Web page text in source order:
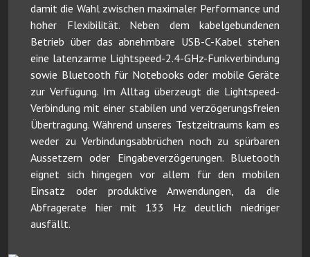
damit die Wahl zwischen maximaler Performance und
hoher Flexibilität. Neben dem kabelgebundenen
Betrieb über das abnehmbare USB-C-Kabel stehen
eine latenzarme Lightspeed-2.4-GHz-Funkverbindung
sowie Bluetooth für Notebooks oder mobile Geräte
zur Verfügung. Im Alltag überzeugt die Lightspeed-
Verbindung mit einer stabilen und verzögerungsfreien
Übertragung. Während unseres Testzeitraums kam es
weder zu Verbindungsabbrüchen noch zu spürbaren
Aussetzern oder Eingabeverzögerungen. Bluetooth
eignet sich hingegen vor allem für den mobilen
Einsatz oder produktive Anwendungen, da die
Abfragerate hier mit 133 Hz deutlich niedriger
ausfällt.